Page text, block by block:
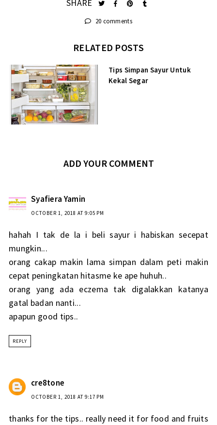
SHARE
20 comments
RELATED POSTS
Tips Simpan Sayur Untuk
Kekal Segar
ADD YOUR COMMENT
Syafiera Yamin
OCTOBER 1, 2018 AT 9:05 PM
hahah I tak de la i beli sayur i habiskan secepat
mungkin...
orang cakap makin lama simpan dalam peti makin
cepat peningkatan hitasme ke ape huhuh..
orang yang ada eczema tak digalakkan katanya
gatal badan nanti...
apapun good tips..
REPLY
cre8tone
OCTOBER 1, 2018 AT 9:17 PM
thanks for the tips.. really need it for food and fruits